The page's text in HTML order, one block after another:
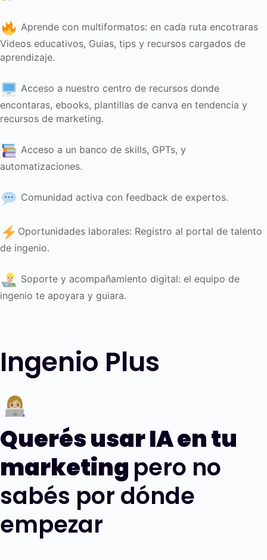
Aprende con multiformatos: en cada ruta encotraras
Videos educativos, Guias, tips y recursos cargados de
aprendizaje.
Acceso a nuestro centro de recursos donde
encontaras, ebooks, plantillas de canva en tendencia y
recursos de marketing.
Acceso a un banco de skills, GPTs, y
automatizaciones.
Comunidad activa con feedback de expertos.
Oportunidades laborales: Registro al portal de talento
de ingenio.
Soporte y acompañamiento digital: el equipo de
ingenio te apoyara y guiara.
Ingenio Plus
Querés usar IA en tu
marketing pero no
sabés por dónde
empezar